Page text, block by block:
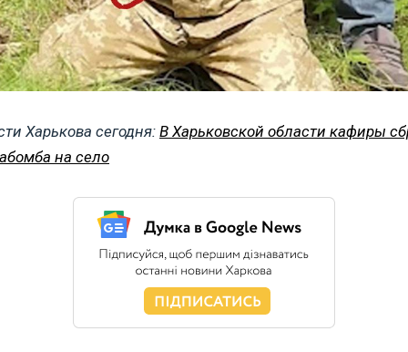
Харькова сегодня: В Харьковской области кафиры
на село